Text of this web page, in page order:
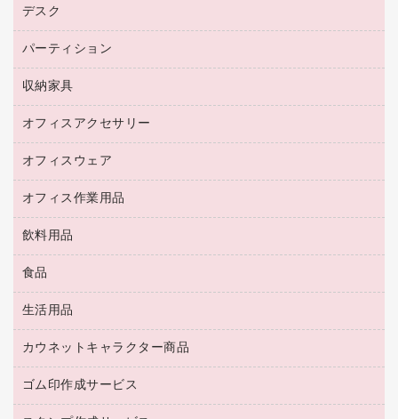
インクカートリッジ
その他コピー用紙・プリンタ用紙
コピー用紙
インクジェットプリンタ用紙
ネットワーク／ＬＡＮ機器
ネットワーク／ＬＡＮアクセサリー
セキュリティ用品
スマートフォン／モバイル周辺機器
ＵＳＢハブ／ＵＳＢアクセサリー
ＯＡフィルター
ＯＡクリーナー／エアダスター
ＨＤＤ／ＳＳＤ
ディスプレイモニター
ファクシミリ
デジタルカメラ
スキャナー
コピー機
インクジェットプリンタ／複合機
ＣＤ－Ｒ
メディア収納用品
応接イス・ベンチ
オフィスチェア
デスク
ミーティングテーブル
デスク
カウンター
パーティション
ホワイトボード・黒板
収納家具
保管庫・書庫
ロッカー・下駄箱
その他収納
オフィスアクセサリー
オフィスアクセサリー
オフィスウェア
医療・介護・ワーキングウェア
ブラウス・シャツ
アウター
オフィス作業用品
養生用品
防災用備蓄食品・飲料
台車・脚立
倉庫収納用品
作業用雑貨
飲料用品
緑茶飲料
茶葉・インスタント
紅茶・バラエティ飲料
レギュラーコーヒー
ミルク・シュガー
食品
食品
生活用品
浴室用品
台所用洗剤
掃除用品
カウネットキャラクター商品
カウネットキャラクター商品
ゴム印作成サービス